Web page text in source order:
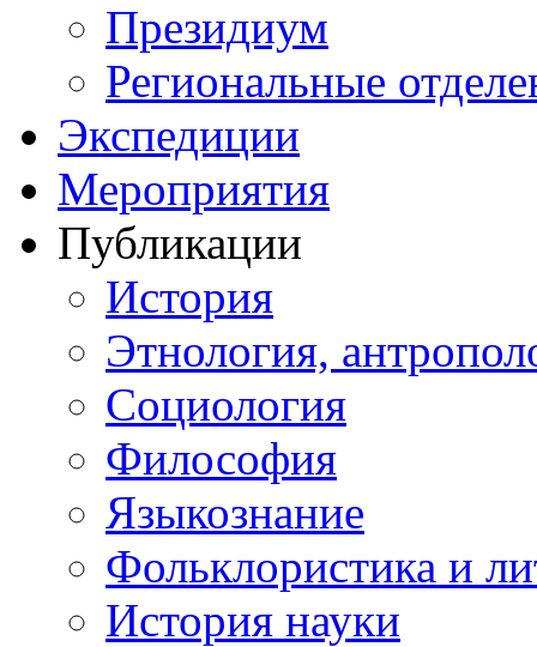
Президиум
Региональные
Экспедиции
Мероприятия
Публикации
История
Этнология,
Социология
Философия
Языкознание
Фольклористика и
История науки